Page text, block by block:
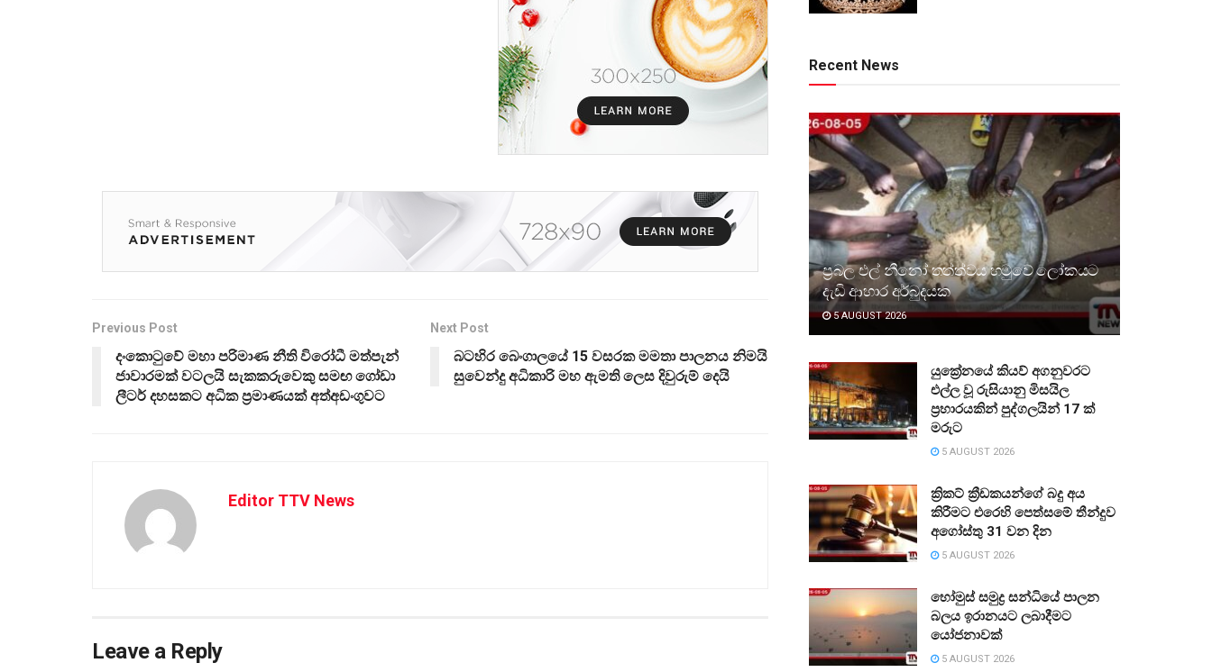
Previous Post
දංකොටුවේ මහා පරිමාණ නීති විරෝධී මත්පැන්
ජාවාරමක් වටලයි සැකකරුවෙකු සමඟ ගෝඩා
ලීටර් දහසකට අධික ප්‍රමාණයක් අත්අඩංගුවට
Next Post
බටහිර බෙංගාලයේ 15 වසරක මමතා පාලනය නිමයි
සුවෙන්දු අධිකාරි මහ ඇමති ලෙස දිවුරුම් දෙයි
Editor TTV News
Leave a Reply
Recent News
ප්‍රබල එල් නීනෝ තත්ත්වය හමුවේ ලෝකයට
දැඩි ආහාර අර්බුදයක
5 AUGUST 2026
යුක්‍රේනයේ කියව් අගනුවරට
එල්ල වූ රුසියානු මිසයිල
ප්‍රහාරයකින් පුද්ගලයින් 17 ක්
මරුට
5 AUGUST 2026
ක්‍රිකට් ක්‍රීඩකයන්ගේ බදු අය
කිරීමට එරෙහි පෙත්සමේ තීන්දුව
අගෝස්තු 31 වන දින
5 AUGUST 2026
හෝමුස් සමුද්‍ර සන්ධියේ පාලන
බලය ඉරානයට ලබාදීමට
යෝජනාවක්
5 AUGUST 2026